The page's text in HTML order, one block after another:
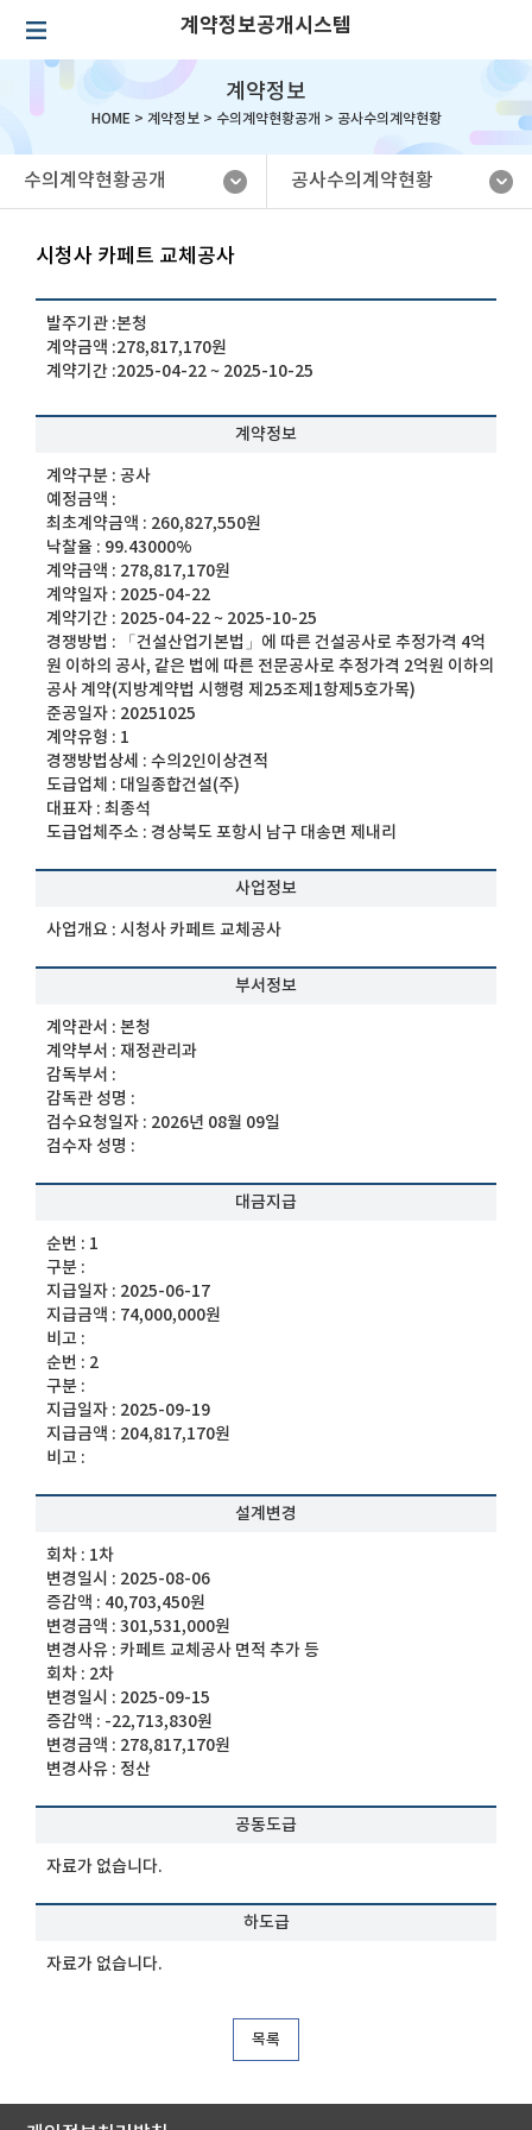
계약정보공개시스템
계약정보
HOME > 계약정보> 수의계약현황공개 > 공사수의계약현황
수의계약현황공개 공사수의계약현황
시청사 카페트 교체공사
발주기관 :본청
계약금액 :278,817,170원
계약기간 :2025-04-22 ~ 2025-10-25
계약정보
계약구분 :공사
예정금액 :
최초계약금액 : 260,827,550원
낙찰율 : 99.43000%
계약금액 : 278,817,170원
계약일자 : 2025-04-22
계약기간 : 2025-04-22 ~ 2025-10-25
경쟁방법 :
「건설산업기본법」에 따른 건설공사로 추정가격 4억
원 이하의 공사, 같은 법에 따른 전문공사로 추정가격 2억원 이하의
공사 계약(지방계약법 시행령 제25조제1항제5호가목)
준공일자 : 20251025
계약유형 : 1
경쟁방법상세 :수의2인이상견적
도급업체 : 대일종합건설(주)
대표자 :최종석
도급업체주소 :경상북도 포항시 남구 대송면 제내리
사업정보
사업개요 :시청사 카페트 교체공사
부서정보
계약관서 :본청
계약부서 :재정관리과
감독부서 :
감독관 성명 :
검수요청일자 : 2026년 08월 09일
검수자 성명 :
대금지급
순번 : 1
구분 :
지급일자 : 2025-06-17
지급금액 : 74,000,000원
비고 :
순번 : 2
구분 :
지급일자 : 2025-09-19
지급금액 : 204,817,170원
비고 :
설계변경
회차 : 1차
변경일시 : 2025-08-06
증감액 : 40,703,450원
변경금액 :301,531,000원
변경사유 :카페트 교체공사 면적 추가 등
회차 : 2차
변경일시 : 2025-09-15
증감액 : -22,713,830원
변경금액 : 278,817,170원
변경사유 : 정산
공동도급
자료가 없습니다.
하도급
자료가 없습니다.
목록